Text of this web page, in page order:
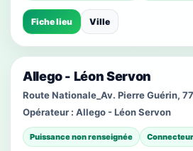
Fiche lieu Ville
Allego - Léon Servon
Route Nationale_Av. Pierre Guérin,
Opérateur : Allego - Léon Servon
Puissance non renseignée